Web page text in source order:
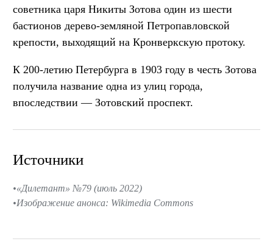
советника царя Никиты Зотова один из шести
бастионов дерево-земляной Петропавловской
крепости, выходящий на Кронверкскую протоку.
К 200-летию Петербурга в 1903 году в честь Зотова
получила название одна из улиц города,
впоследствии — Зотовский проспект.
Источники
«Дилетант» №79 (июль 2022)
Изображение анонса: Wikimedia Commons